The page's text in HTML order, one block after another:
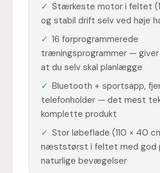
✓ Stærkeste motor i feltet
og stabil drift selv ved høje
✓ 16 forprogrammerede
træningsprogrammer — giver
at du selv skal planlægge
✓ Bluetooth + sportsapp,
telefonholder — det mest
komplette produkt
✓ Stor løbeflade (110 × 40
næststørst i feltet med god
naturlige bevægelser